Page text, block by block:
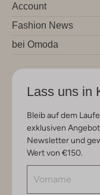
Account
Fashion News
bei Omoda
Lass uns in
Bleib auf dem
exklusiven
Newsletter und
Wert von €150.